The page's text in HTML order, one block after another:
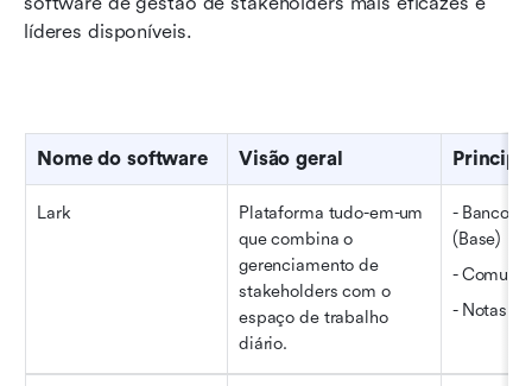
líderes disponíveis.
Nome do software Visão geral
Lark
Plataforma tudo-em-um
que combina o
gerenciamento de
stakeholders com o
espaço de trabalho
diário.
- Banco
(Base)
-
- Notas